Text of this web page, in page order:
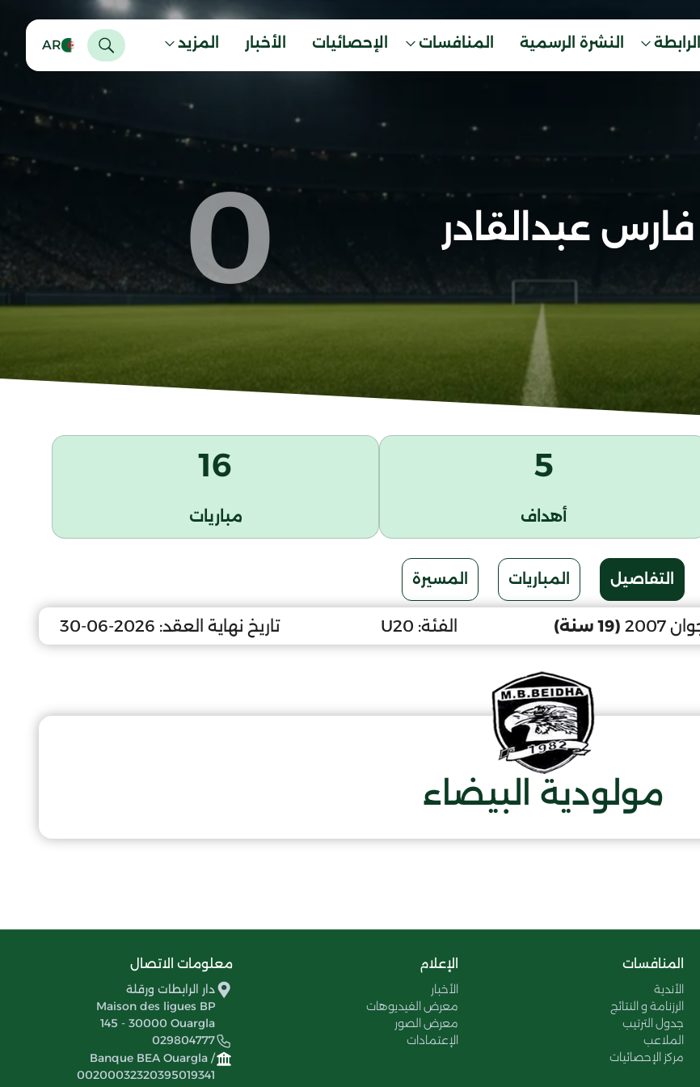
الرابطة النشرة الرسمية المنافسات الإحصائيات الأخبار المزيد AR
عبدالقادر 0
5
أهداف
16
مباريات
التفاصيل المباريات المسيرة
(19 سنة) الفئة: U20 تاريخ نهاية العقد: 2026-06-30
مولودية البيضاء
المنافسات
الأندية
الرزنامة و النتائج
جدول الترتيب
الملاعب
مركز الإحصائيات
الإعلام
الأخبار
معرض الفيديوهات
معرض الصور
الإعتمادات
معلومات الاتصال
دار الرابطات ورقلة
Maison des ligues BP
145 - 30000 Ouargla
029804777
Banque BEA Ouargla /
00200032320395019341